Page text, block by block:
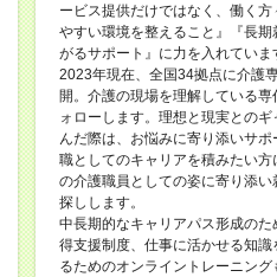
ービス提供だけではなく、働く方
やすい環境を整えること』『長期
がるサポート』に力を入れていま
2023年現在、全国34拠点に介護
開。介護の現場を理解している専
ォローします。理想と現実とのギ
んだ際は、お悩みに寄り添いサポ
職としてのキャリアを積みたい方
の介護職員としての姿に寄り添い
探しします。
中長期的なキャリアパス形成のた
得支援制度、仕事に活かせる知識
るためのオンライントレーニング